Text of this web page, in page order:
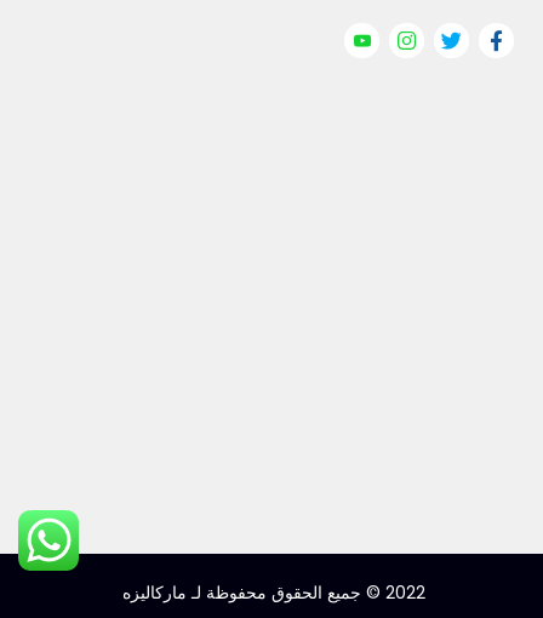
2022 © جميع الحقوق محفوظة لـ ماركاليزه